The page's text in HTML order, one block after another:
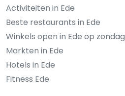
Activiteiten in Ede
Beste restaurants in Ede
Winkels open in Ede op zondag
Markten in Ede
Hotels in Ede
Fitness Ede